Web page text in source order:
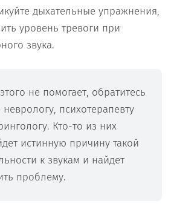
дыхательные упражнения,
уровень тревоги при
звука.
не помогает, обратитесь
психотерапевту
Кто-то из них
истинную причину такой
к звукам и найдет
проблему.